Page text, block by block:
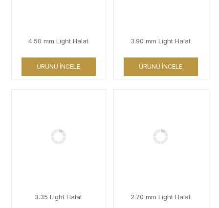
4.50 mm Light Halat
ÜRÜNÜ İNCELE
3.90 mm Light Halat
ÜRÜNÜ İNCELE
3.35 Light Halat 2.70 mm Light Halat